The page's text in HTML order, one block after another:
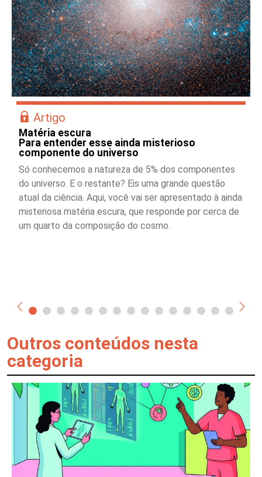
Artigo
Matéria escura
Para entender esse ainda misterioso
componente do universo
Só conhecemos a natureza de 5% dos componentes
do universo. E o restante? Eis uma grande questão
atual da ciência. Aqui, você vai ser apresentado à ainda
misteriosa matéria escura, que responde por cerca de
um quarto da composição do cosmo.
Outros conteúdos nesta
categoria